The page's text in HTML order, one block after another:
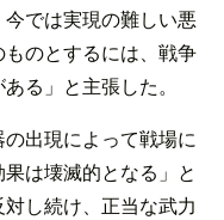
では実現の難しい悪
のとするには、戦争
る」と主張した。
出現によって戦場に
は壊滅的となる」と
し続け、正当な武力